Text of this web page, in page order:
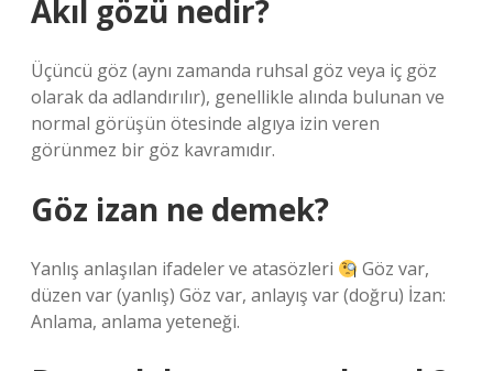
Akıl gözü nedir?
Üçüncü göz (aynı zamanda ruhsal göz veya iç göz
olarak da adlandırılır), genellikle alında bulunan ve
normal görüşün ötesinde algıya izin veren
görünmez bir göz kavramıdır.
Göz izan ne demek?
Yanlış anlaşılan ifadeler ve atasözleri
Göz var,
düzen var (yanlış) Göz var, anlayış var (doğru) İzan:
Anlama, anlama yeteneği.